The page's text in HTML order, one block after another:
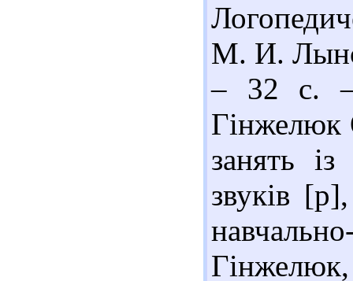
М. И.
– 32 с.
Гінжелюк
занять
звуків